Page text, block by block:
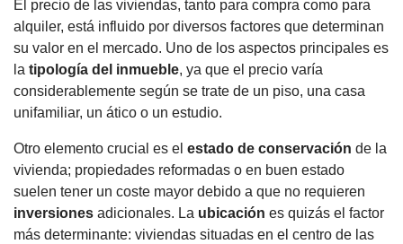
El precio de las viviendas, tanto para compra como para
alquiler, está influido por diversos factores que determinan
su valor en el mercado. Uno de los aspectos principales es
la tipología del inmueble, ya que el precio varía
considerablemente según se trate de un piso, una casa
unifamiliar, un ático o un estudio.
Otro elemento crucial es el estado de conservación de la
vivienda; propiedades reformadas o en buen estado
suelen tener un coste mayor debido a que no requieren
inversiones adicionales. La ubicación es quizás el factor
más determinante: viviendas situadas en el centro de las